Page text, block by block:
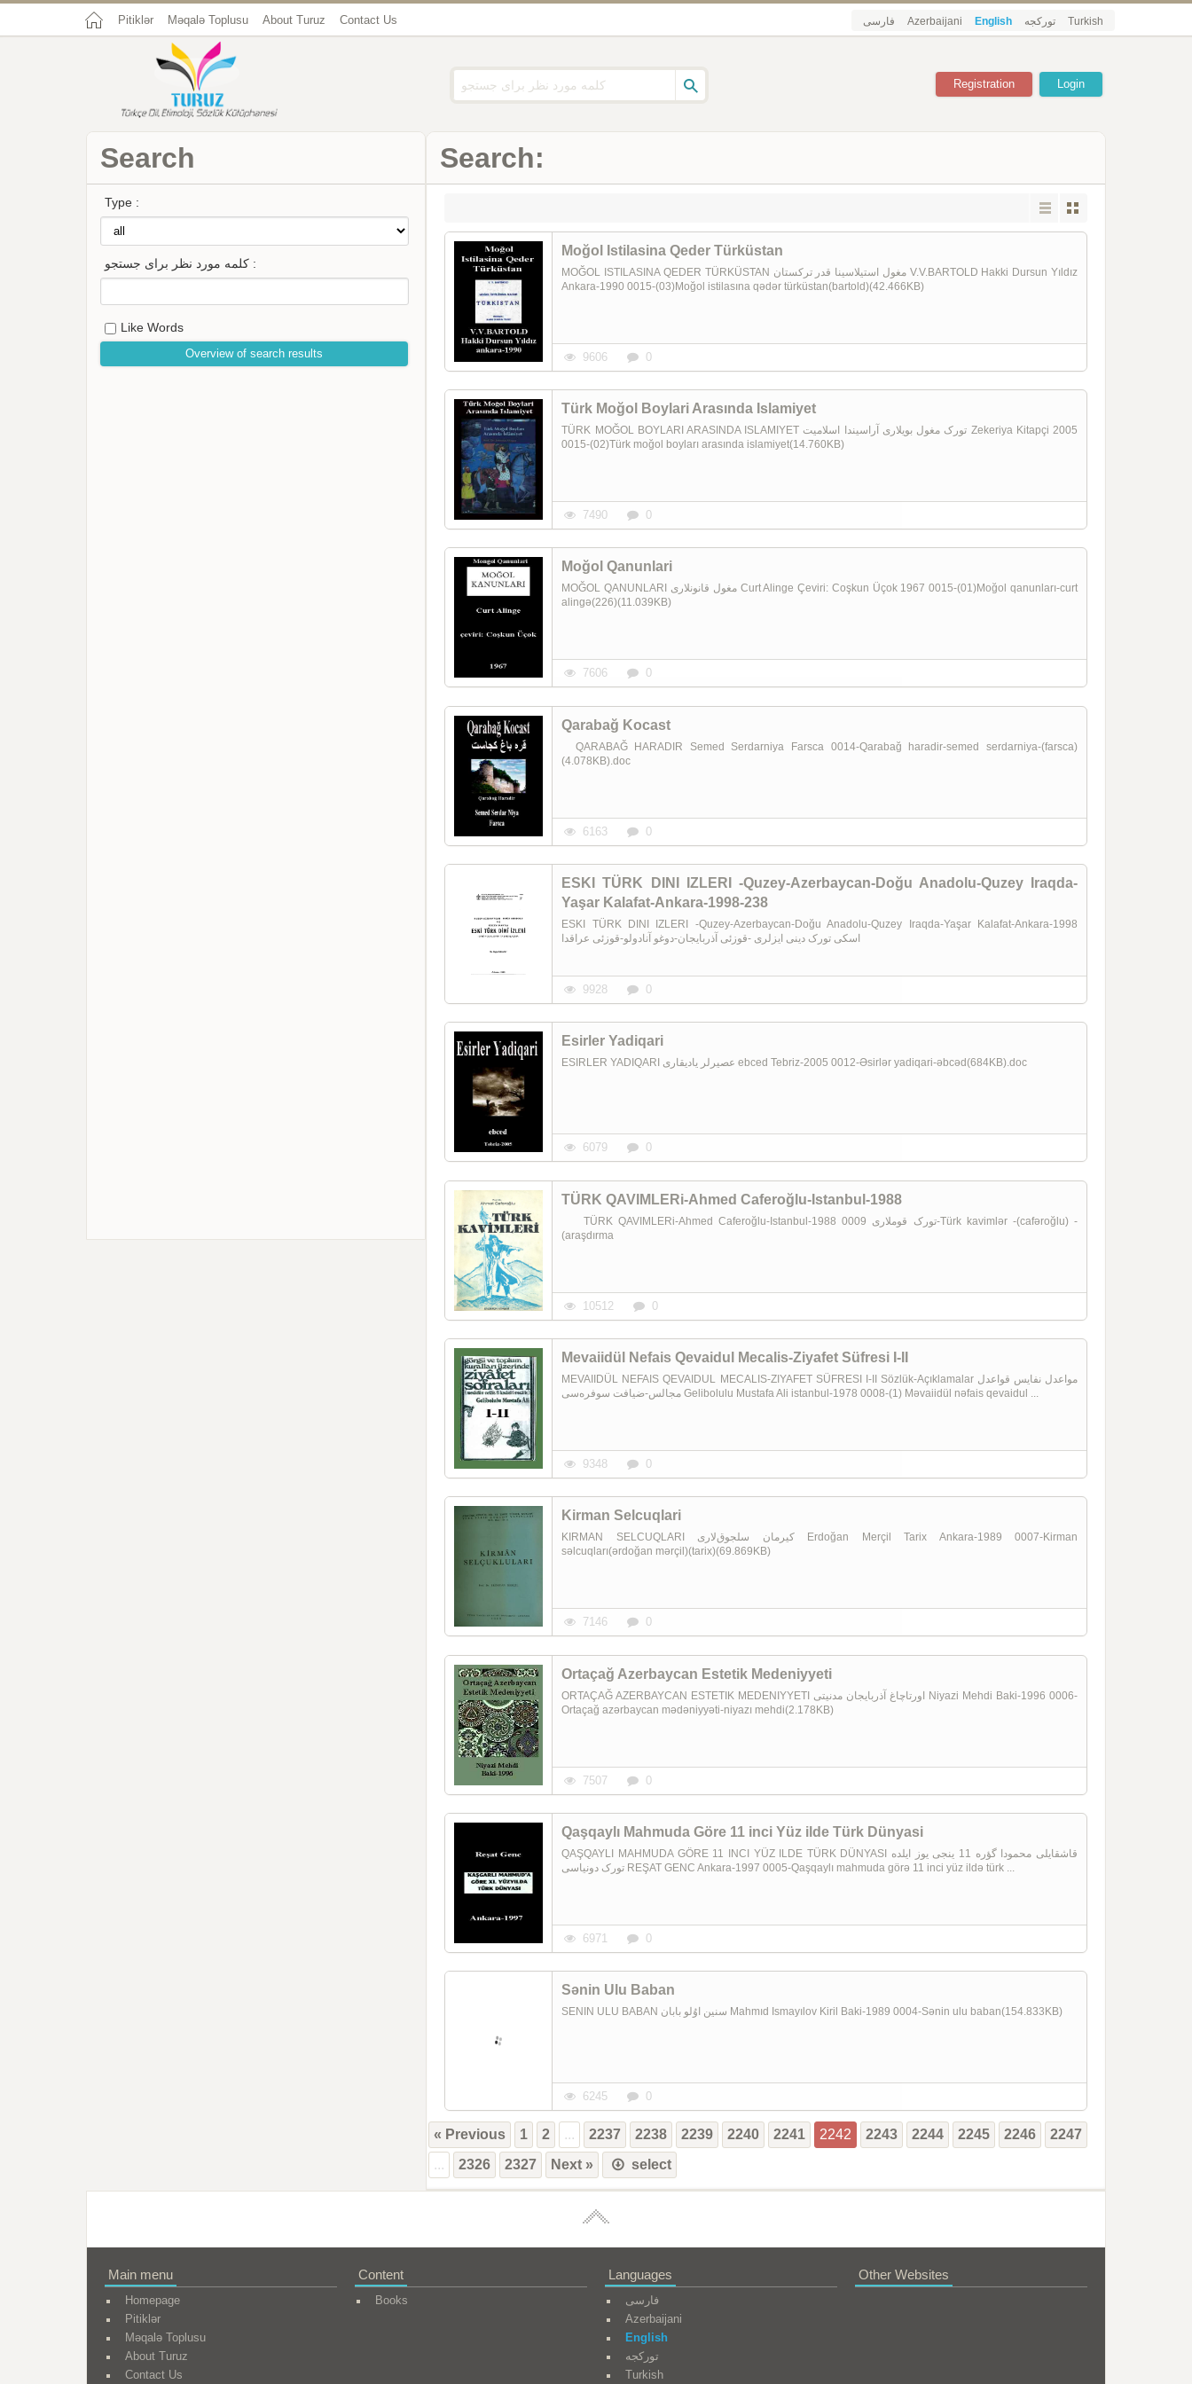
Pitiklər Məqalə Toplusu About Turuz Contact Us فارسی Azerbaijani English تورکجه Turkish
Login
Registration
Search:
Moğol Istilasina Qeder Türküstan
MOĞOL ISTILASINA QEDER TÜRKÜSTAN مغول استیلاسینا قدر ترکستان V.V.BARTOLD Hakki Dursun Yıldız
Ankara-1990 0015-(03)Moğol istilasına qədər türküstan(bartold)(42.466KB)
9606 0
Türk Moğol Boylari Arasında Islamiyet
TÜRK MOĞOL BOYLARI ARASINDA ISLAMIYET تورک مغول بویلاری آراسیندا اسلامیت Zekeriya Kitapçi 2005
0015-(02)Türk moğol boyları arasında islamiyet(14.760KB)
7490 0
Moğol Qanunlari
MOĞOL QANUNLARI مغول قانونلاری Curt Alinge Çeviri: Coşkun Üçok 1967 0015-(01)Moğol qanunları-curt
alingə(226)(11.039KB)
7606 0
Qarabağ Kocast
QARABAĞ HARADIR Semed Serdarniya Farsca 0014-Qarabağ haradir-semed serdarniya-(farsca)
(4.078KB).doc
6163 0
ESKI TÜRK DINI IZLERI -Quzey-Azerbaycan-Doğu Anadolu-Quzey Iraqda-
Yaşar Kalafat-Ankara-1998-238
ESKI TÜRK DINI IZLERI -Quzey-Azerbaycan-Doğu Anadolu-Quzey Iraqda-Yaşar Kalafat-Ankara-1998
9928 0
Esirler Yadiqari
ESIRLER YADIQARI عصیرلر یادیقاری ebced Tebriz-2005 0012-Əsirlər yadiqari-əbcəd(684KB).doc
6079 0
TÜRK QAVIMLERi-Ahmed Caferoğlu-Istanbul-1988
TÜRK QAVIMLERi-Ahmed Caferoğlu-Istanbul-1988 تورک قوملاری 0009-Türk kavimlər -(cafəroğlu) -
(araşdırma
10512 0
Mevaiidül Nefais Qevaidul Mecalis-Ziyafet Süfresi I-II
MEVAIIDÜL NEFAIS QEVAIDUL MECALIS-ZIYAFET SÜFRESI I-II Sözlük-Açıklamalar مواعدل نفایس قواعدل
مجالس-ضیافت سوفره‌سی Gelibolulu Mustafa Ali istanbul-1978 0008-(1) Məvaiidül nəfais qevaidul ...
9348 0
Kirman Selcuqlari
KIRMAN SELCUQLARI کیرمان سلجوق‌لاری Erdoğan Merçil Tarix Ankara-1989 0007-Kirman
səlcuqları(ərdoğan mərçil)(tarix)(69.869KB)
7146 0
Ortaçağ Azerbaycan Estetik Medeniyyeti
ORTAÇAĞ AZERBAYCAN ESTETIK MEDENIYYETI اورتاچاغ آذربایجان مدنیتی Niyazi Mehdi Baki-1996 0006-
Ortaçağ azərbaycan mədəniyyəti-niyazı mehdi(2.178KB)
7507 0
Qaşqaylı Mahmuda Göre 11 inci Yüz ilde Türk Dünyasi
QAŞQAYLI MAHMUDA GÖRE 11 INCI YÜZ ILDE TÜRK DÜNYASI قاشقایلی محمودا گؤره 11 ینجی یوز ایلده
تورک دونیاسی REŞAT GENC Ankara-1997 0005-Qaşqaylı mahmuda görə 11 inci yüz ildə türk ...
6971 0
Sənin Ulu Baban
SENIN ULU BABAN سنین اوُلو بابان Mahmıd Ismayılov Kiril Baki-1989 0004-Sənin ulu baban(154.833KB)
6245 0
« Previous 1 2 ... 2237 2238 2239 2240 2241 2242 2243 2244 2245 2246
2247
...
2326 2327 Next » select
Search
Type :
کلمه مورد نظر برای جستجو :
Like Words
Other Websites
Languages
فارسی
Azerbaijani
English
تورکجه
Turkish
Content
Books
Main menu
Homepage
Pitiklər
Məqalə Toplusu
About Turuz
Contact Us